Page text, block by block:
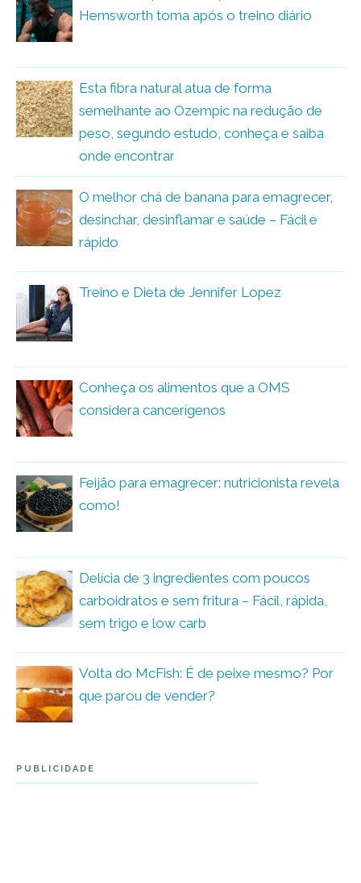
Hemsworth toma após o treino diário
Esta fibra natural atua de forma
semelhante ao Ozempic na redução de
peso, segundo estudo, conheça e saiba
onde encontrar
O melhor chá de banana para emagrecer,
desinchar, desinflamar e saúde – Fácil e
rápido
Treino e Dieta de Jennifer Lopez
Conheça os alimentos que a OMS
considera cancerígenos
Feijão para emagrecer: nutricionista revela
como!
Delícia de 3 ingredientes com poucos
carboidratos e sem fritura – Fácil, rápida,
sem trigo e low carb
Volta do McFish: É de peixe mesmo? Por
que parou de vender?
PUBLICIDADE